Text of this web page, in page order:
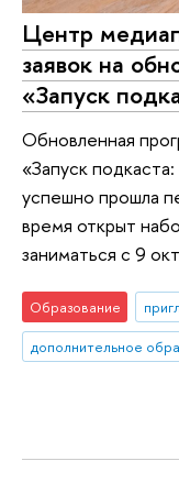
Центр
заявок на
«Запуск
Обновленная
«Запуск
успешно прошла
время открыт
заниматься с 9
Образование
дополнительное